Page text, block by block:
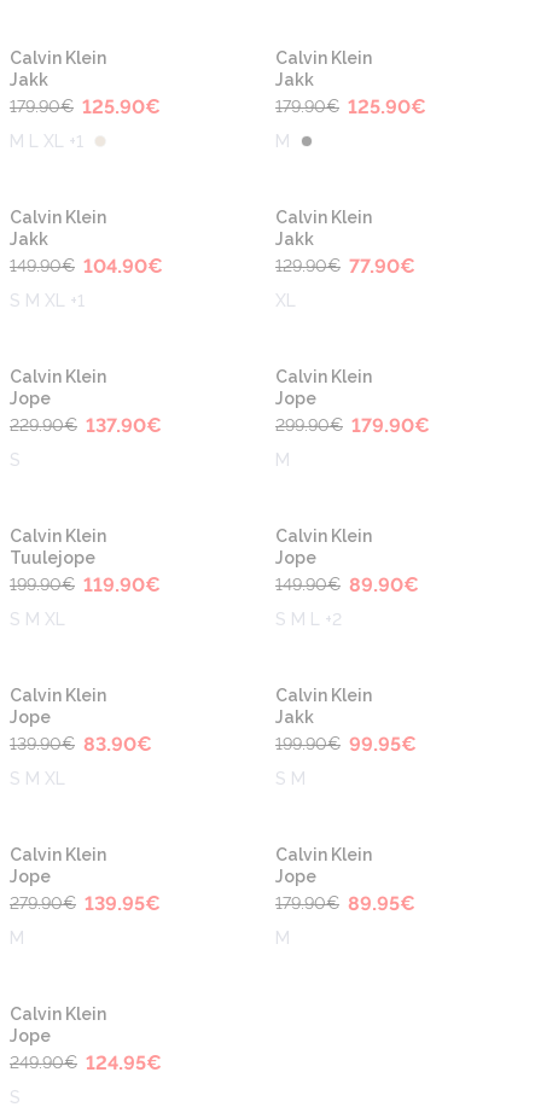
-30%
Calvin Klein
Jakk
179.90€ 125.90€
M L XL +1
-30%
Calvin Klein
Jakk
179.90€ 125.90€
M
-30%
Calvin Klein
Jakk
149.90€ 104.90€
S M XL +1
-40%
Calvin Klein
Jakk
129.90€ 77.90€
XL
-40%
Calvin Klein
Jope
229.90€ 137.90€
S
-40%
Calvin Klein
Jope
299.90€ 179.90€
M
-40%
Calvin Klein
Tuulejope
199.90€ 119.90€
S M XL
-40%
Calvin Klein
Jope
149.90€ 89.90€
S M L +2
-40%
Calvin Klein
Jope
139.90€ 83.90€
S M XL
-50%
Calvin Klein
Jakk
199.90€ 99.95€
S M
-50%
Calvin Klein
Jope
279.90€ 139.95€
M
-50%
Calvin Klein
Jope
179.90€ 89.95€
M
-50%
Calvin Klein
Jope
249.90€ 124.95€
S